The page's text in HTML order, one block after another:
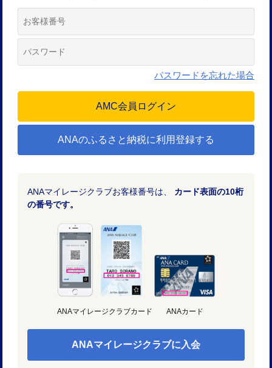
パスワードを忘れた場合
ANAのふるさと納税に利用登録する
ANAマイレージクラブお客様番号は、 カード表面の10桁
の番号です。
ANAマイレージクラブカード ANAカード
ANAマイレージクラブに入会